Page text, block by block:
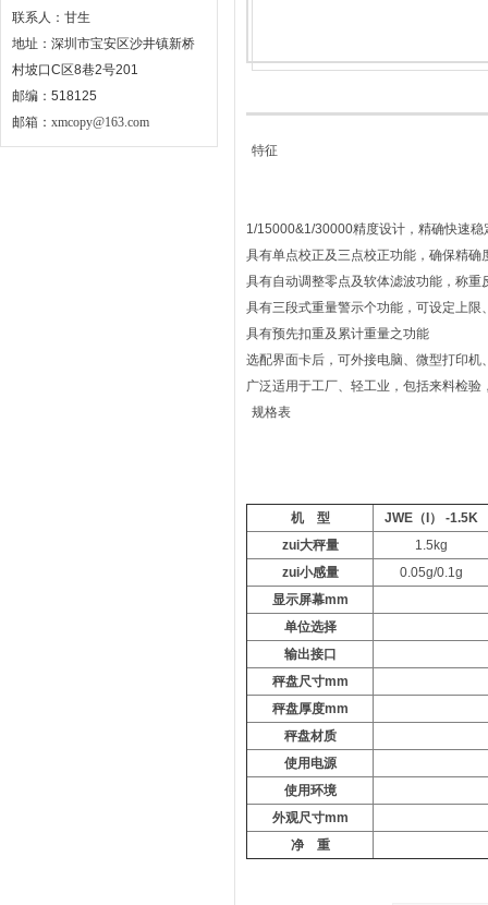
联系人：甘生
地址：深圳市宝安区沙井镇新桥
村坡口C区8巷2号201
邮编：518125
邮箱： xmcopy@163.com
特征
1/15000&1/30000精度设计，精确快速稳
具有单点校正及三点校正功能，确保精确
具有自动调整零点及软体滤波功能，称
具有三段式重量警示个功能，可设定上
具有预先扣重及累计重量之功能
选配界面卡后，可外接电脑、微型打印机
广泛适用于工厂、轻工业，包括来料检
规格表
机 型
JWE（I） -1.5K
zui大秤量
1.5kg
zui小感量
0.05g/0.1g
显示屏幕mm
单位选择
输出接口
秤盘尺寸mm
秤盘厚度mm
秤盘材质
使用电源
使用环境
外观尺寸mm
净
重